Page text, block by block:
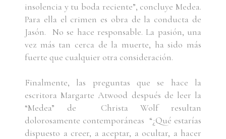
insolencia y tu boda reciente”, concluye Medea.
Para ella el crimen es obra de la conducta de
Jasón. No se hace responsable. La pasión, una
vez más tan cerca de la muerte, ha sido más
fuerte que cualquier otra consideración.
Finalmente, las preguntas que se hace la
escritora Margarte Atwood después de leer la
“Medea” de Christa Wolf resultan
dolorosamente contemporáneas “¿Qué estarías
dispuesto a creer, a aceptar, a ocultar, a hacer